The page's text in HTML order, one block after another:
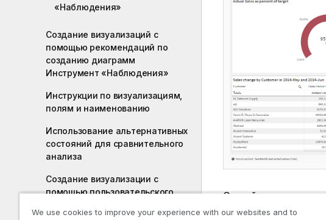
«Наблюдения»
Создание визуализаций с
помощью рекомендаций по
созданию диаграмм
Инструмент «Наблюдения»
Инструкции по визуализациям,
полям и наименованию
Использование альтернативных
состояний для сравнительного
анализа
Создание визуализации с
помощью пользовательского
Откройте
выбираете любой из
We use cookies to improve your experience with our websites and to